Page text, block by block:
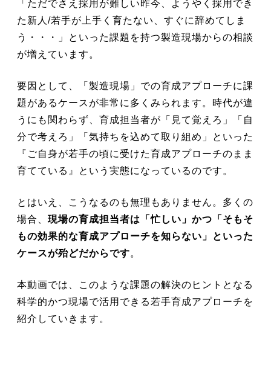
「ただでさえ採用が難しい昨今、ようやく採用でき
た新人/若手が上手く育たない、すぐに辞めてしま
う・・・」といった課題を持つ製造現場からの相談
が増えています。
要因として、「製造現場」での育成アプローチに課
題があるケースが非常に多くみられます。時代が違
うにも関わらず、育成担当者が「見て覚えろ」「自
分で考えろ」「気持ちを込めて取り組め」といった
『ご自身が若手の頃に受けた育成アプローチのまま
育てている』という実態になっているのです。
とはいえ、こうなるのも無理もありません。多くの
場合、 現場の育成担当者は「忙しい」かつ「そもそ
もの効果的な育成アプローチを知らない」といった
ケースが殆どだからです。
本動画では、このような課題の解決のヒントとなる
科学的かつ現場で活用できる若手育成アプローチを
紹介していきます。